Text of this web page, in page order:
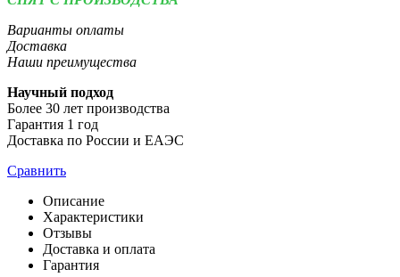
Варианты оплаты
Доставка
Наши преимущества
Научный подход
Более 30 лет производства
Гарантия 1 год
Доставка по России и ЕАЭС
Сравнить
Описание
Характеристики
Отзывы
Доставка и оплата
Гарантия